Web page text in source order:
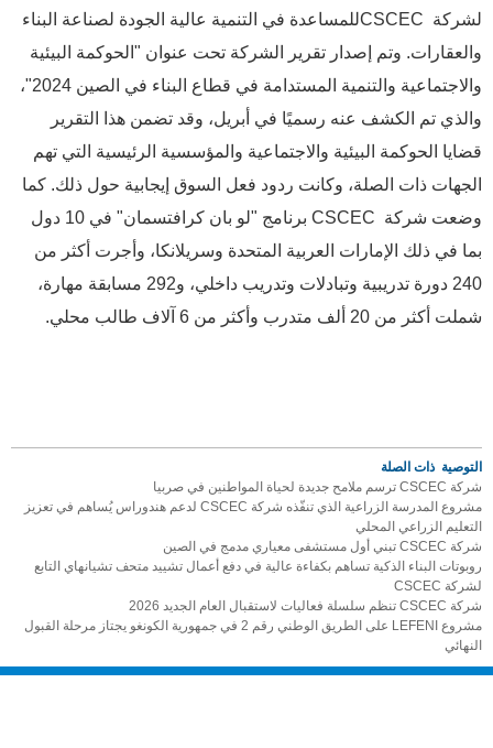
لشركة CSCECللمساعدة في التنمية عالية الجودة لصناعة البناء
والعقارات. وتم إصدار تقرير الشركة تحت عنوان "الحوكمة البيئية
والاجتماعية والتنمية المستدامة في قطاع البناء في الصين 2024"،
والذي تم الكشف عنه رسميًا في أبريل، وقد تضمن هذا التقرير
قضايا الحوكمة البيئية والاجتماعية والمؤسسية الرئيسية التي تهم
الجهات ذات الصلة، وكانت ردود فعل السوق إيجابية حول ذلك. كما
وضعت شركة CSCEC برنامج "لو بان كرافتسمان" في 10 دول
بما في ذلك الإمارات العربية المتحدة وسريلانكا، وأجرت أكثر من
240 دورة تدريبية وتبادلات وتدريب داخلي، و292 مسابقة مهارة،
شملت أكثر من 20 ألف متدرب وأكثر من 6 آلاف طالب محلي.
التوصية ذات الصلة
شركة CSCEC ترسم ملامح جديدة لحياة المواطنين في صربيا
مشروع المدرسة الزراعية الذي تنفّذه شركة CSCEC لدعم هندوراس يُساهم في تعزيز
التعليم الزراعي المحلي
شركة CSCEC تبني أول مستشفى معياري مدمج في الصين
روبوتات البناء الذكية تساهم بكفاءة عالية في دفع أعمال تشييد متحف تشيانهاي التابع
لشركة CSCEC
شركة CSCEC تنظم سلسلة فعاليات لاستقبال العام الجديد 2026
مشروع LEFENI على الطريق الوطني رقم 2 في جمهورية الكونغو يجتاز مرحلة القبول
النهائي